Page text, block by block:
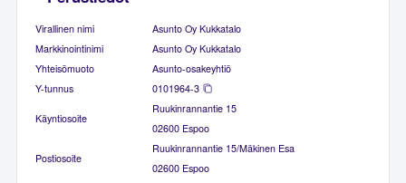
Virallinen nimi
Asunto Oy Kukkatalo
Markkinointinimi
Asunto Oy Kukkatalo
Yhteisömuoto
Asunto-osakeyhtiö
Y-tunnus
0101964-3
Käyntiosoite
Ruukinrannantie 15
02600 Espoo
Postiosoite
Ruukinrannantie 15/Mäkinen Esa
02600 Espoo